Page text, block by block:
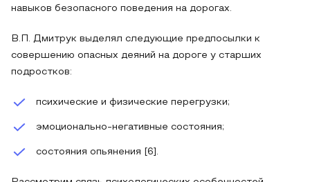
навыков безопасного поведения на дорогах.
В.П. Дмитрук выделял следующие предпосылки к
совершению опасных деяний на дороге у старших
подростков:
психические и физические перегрузки;
эмоционально-негативные состояния;
состояния опьянения [6].